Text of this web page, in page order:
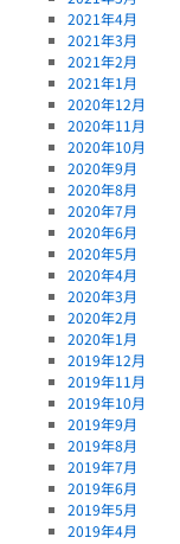
2021年4月
2021年3月
2021年2月
2021年1月
2020年12月
2020年11月
2020年10月
2020年9月
2020年8月
2020年7月
2020年6月
2020年5月
2020年4月
2020年3月
2020年2月
2020年1月
2019年12月
2019年11月
2019年10月
2019年9月
2019年8月
2019年7月
2019年6月
2019年5月
2019年4月